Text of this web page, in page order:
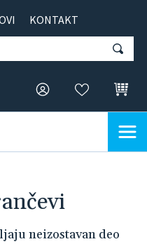
KONTAKT
neizostavan deo